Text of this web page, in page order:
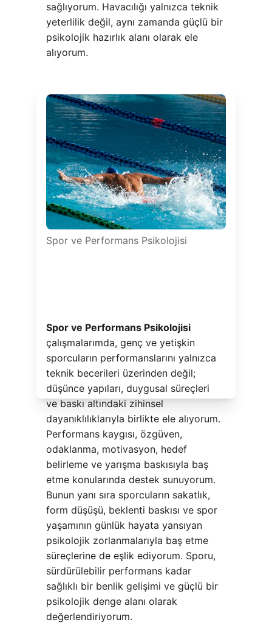
Spor ve Performans Psikolojisi
Spor ve Performans Psikolojisi
çalışmalarımda, genç ve yetişkin
sporcuların performanslarını yalnızca
teknik becerileri üzerinden değil;
düşünce yapıları, duygusal süreçleri
ve baskı altındaki zihinsel
dayanıklılıklarıyla birlikte ele alıyorum.
Performans kaygısı, özgüven,
odaklanma, motivasyon, hedef
belirleme ve yarışma baskısıyla baş
etme konularında destek sunuyorum.
Bunun yanı sıra sporcuların sakatlık,
form düşüşü, beklenti baskısı ve spor
yaşamının günlük hayata yansıyan
psikolojik zorlanmalarıyla baş etme
süreçlerine de eşlik ediyorum. Sporu,
sürdürülebilir performans kadar
sağlıklı bir benlik gelişimi ve güçlü bir
psikolojik denge alanı olarak
değerlendiriyorum.
sağlıyorum. Havacılığı yalnızca teknik
yeterlilik değil, aynı zamanda güçlü bir
psikolojik hazırlık alanı olarak ele
alıyorum.